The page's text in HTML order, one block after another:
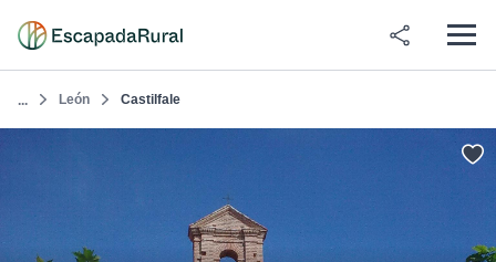
... León Castilfale